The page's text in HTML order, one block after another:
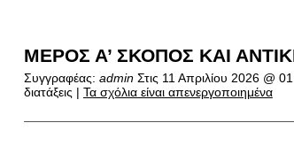
ΜΕΡΟΣ Α’ ΣΚΟΠΟΣ ΚΑΙ
Συγγραφέας: adminΣτις 11 Απριλίου 2026 @
διατάξεις | Τα σχόλια είναι απενεργοποιημένα